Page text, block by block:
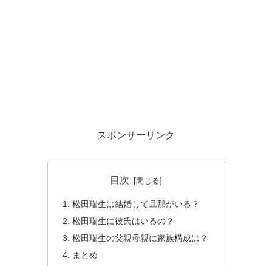
スポンサーリンク
目次
松田瑞生は結婚して旦那がいる？
松田瑞生に彼氏はいるの？
松田瑞生の父親母親に家族構成は？
まとめ